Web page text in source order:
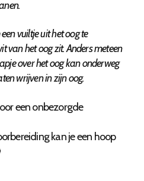
vuiltje uit het oog te
van het oog zit. Anders meteen
over het oog kan onderweg
wrijven in zijn oog.
een onbezorgde
kan je een hoop